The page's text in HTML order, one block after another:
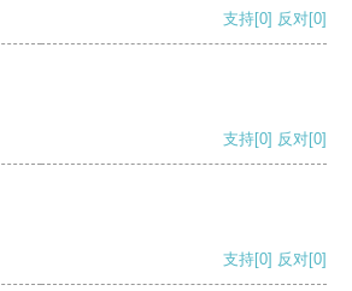
支持[0] 反对[0]
支持[0] 反对[0]
支持[0] 反对[0]